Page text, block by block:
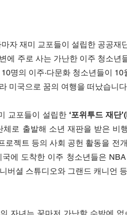
자 재미 교포들이 설립한 공공재
에 주로 사는 가난한 이주 청소년
명의 이주·다문화 청소년들이
미국으로 꿈의 여행을 떠났습니
교포들이 설립한 ‘포위투드 재단
로 출발해 소년 재판을 받은 비
로젝트 등의 사회 공헌 활동을 전
에 도착한 이주 청소년들은
버셜 스튜디오와 그랜드 캐니언